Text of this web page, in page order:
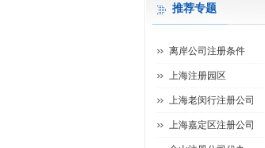
推荐专题
离岸公司注册条件
上海注册园区
上海老闵行注册公司
上海嘉定区注册公司